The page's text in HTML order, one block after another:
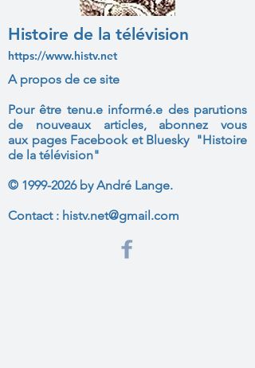
Histoire de la télévision
https://www.histv.net
A propos de ce site
Pour être tenu.e informé.e des parutions
de nouveaux articles, abonnez vous
aux pages Facebook et Bluesky "Histoire
de la télévision"
© 1999-2026by André Lange.
Contact : histv.net@gmail.com